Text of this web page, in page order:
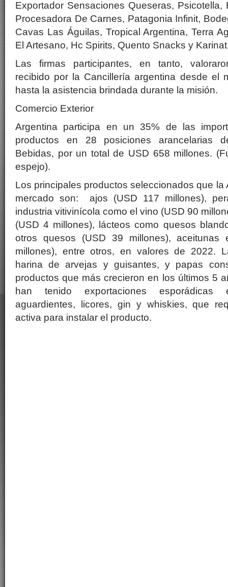
Exportador Sensaciones Queseras,
Procesadora De Carnes, Patagonia Infinit,
Cavas Las Águilas, Tropical Argentina, Terra
El Artesano, Hc Spirits, Quento Snacks y
Las firmas participantes, en tanto,
recibido por la Cancillería argentina desde el
hasta la asistencia brindada durante la misión.
Comercio Exterior
Argentina participa en un 35% de las
productos en 28 posiciones arancelarias
Bebidas, por un total de USD 658 millones.
espejo).
Los principales productos seleccionados que la
mercado son: ajos (USD 117 millones),
industria vitivinícola como el vino (USD 90
(USD 4 millones), lácteos como quesos
otros quesos (USD 39 millones), aceitunas
millones), entre otros, en valores de 2022.
harina de arvejas y guisantes, y papas
productos que más crecieron en los últimos 5
han tenido exportaciones esporádicas
aguardientes, licores, gin y whiskies, que
activa para instalar el producto.